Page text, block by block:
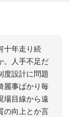
十年走り続
。人手不足だ
度設計に問題
麗事ばかり毎
場目線から遠
の向上とか言